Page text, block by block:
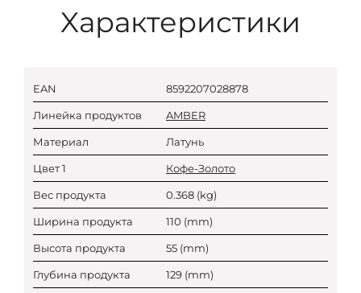
Xарактеристики
EAN 8592207028878
Линейка продуктов AMBER
Материал Латунь
Цвет 1 Кофе-Золото
Вес продукта 0.368 (kg)
Ширина продукта 110 (mm)
Высота продукта 55 (mm)
Глубина продукта 129 (mm)